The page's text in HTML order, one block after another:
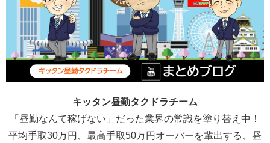
キッタン昼勤タクドラチーム
「昼勤なんて稼げない」だった業界の常識を塗り替え中！
平均手取30万円、最高手取50万円オーバーを輩出する、昼